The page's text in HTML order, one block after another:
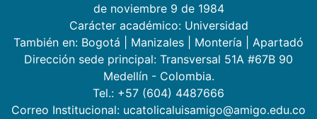
de noviembre 9 de 1984
Carácter académico: Universidad
También en: Bogotá Manizales Montería
Apartadó
Dirección sede principal: Transversal 51A #67B 90
Medellín - Colombia.
Tel.: +57 (604) 4487666
Correo Institucional: ucatolicaluisamigo@amigo.edu.co